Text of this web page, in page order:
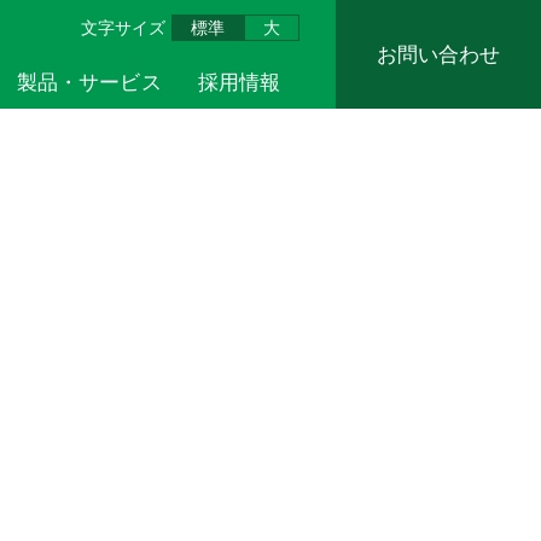
製品・サービス 採用情報
文字サイズ 標準 大
お問い合わせ